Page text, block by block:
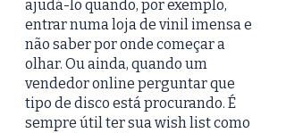
ajudá-lo quando, por exemplo,
entrar numa loja de vinil imensa e
não saber por onde começar a
olhar. Ou ainda, quando um
vendedor online perguntar que
tipo de disco está procurando. É
sempre útil ter sua wish list como